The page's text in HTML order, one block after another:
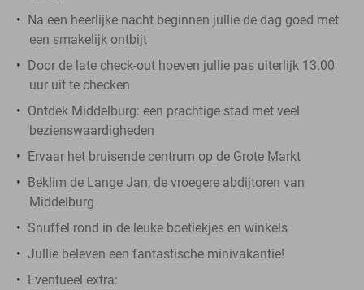
Na een heerlijke nacht beginnen jullie de dag goed met
een smakelijk ontbijt
Door de late check-out hoeven jullie pas uiterlijk 13.00
uur uit te checken
Ontdek Middelburg: een prachtige stad met veel
bezienswaardigheden
Ervaar het bruisende centrum op de Grote Markt
Beklim de Lange Jan, de vroegere abdijtoren van
Middelburg
Snuffel rond in de leuke boetiekjes en winkels
Jullie beleven een fantastische minivakantie!
Eventueel extra: